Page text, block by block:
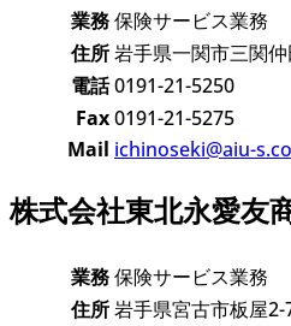
業務保険サービス業務
住所岩手県一関市三関
電話0191-21-5250
Fax0191-21-5275
Mail ichinoseki@aiu-
株式会社東北永愛友
業務保険サービス業務
住所岩手県宮古市板屋2-